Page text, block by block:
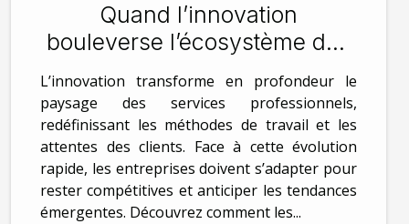
Quand l’innovation
bouleverse l’écosystème des
services pros
L’innovation transforme en profondeur le
paysage des services professionnels,
redéfinissant les méthodes de travail et les
attentes des clients. Face à cette évolution
rapide, les entreprises doivent s’adapter pour
rester compétitives et anticiper les tendances
émergentes. Découvrez comment les...